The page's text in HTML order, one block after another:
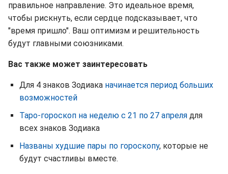
правильное направление. Это идеальное время,
чтобы рискнуть, если сердце подсказывает, что
"время пришло". Ваш оптимизм и решительность
будут главными союзниками.
Вас также может заинтересовать
Для 4 знаков Зодиака начинается период больших
возможностей
Таро-гороскоп на неделю с 21 по 27 апреля для
всех знаков Зодиака
Названы худшие пары по гороскопу, которые не
будут счастливы вместе.